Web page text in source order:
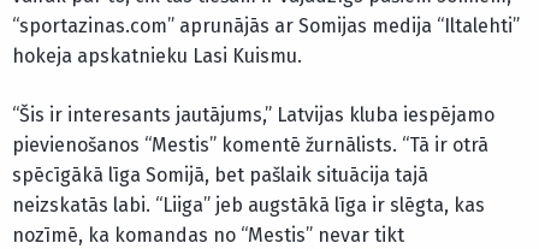
“sportazinas.com” aprunājās ar Somijas medija “Iltalehti”
hokeja apskatnieku Lasi Kuismu.
“Šis ir interesants jautājums,” Latvijas kluba iespējamo
pievienošanos “Mestis” komentē žurnālists. “Tā ir otrā
spēcīgākā līga Somijā, bet pašlaik situācija tajā
neizskatās labi. “Liiga” jeb augstākā līga ir slēgta, kas
nozīmē, ka komandas no “Mestis” nevar tikt